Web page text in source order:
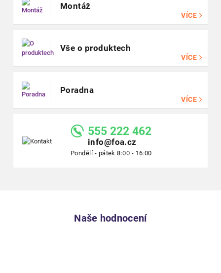
Montáž
VÍCE
Vše o produktech
VÍCE
Poradna
VÍCE
555 222 462
info@foa.cz
Pondělí - pátek 8:00 - 16:00
Naše hodnocení